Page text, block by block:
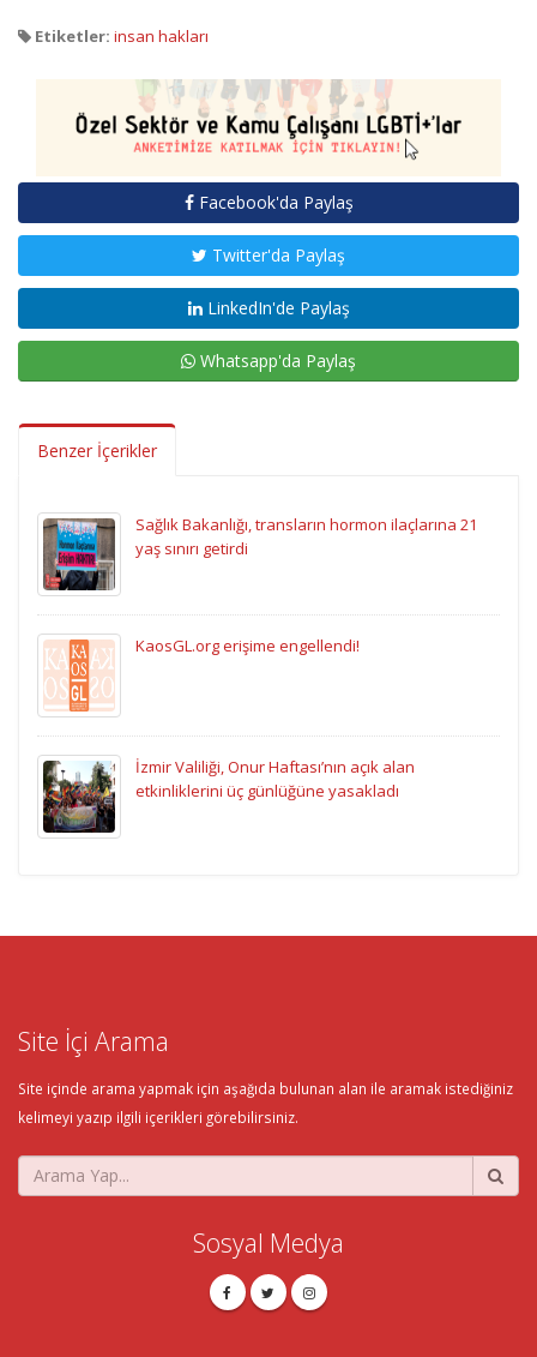
Etiketler: insan hakları
Facebook'da Paylaş
Twitter'da Paylaş
LinkedIn'de Paylaş
Whatsapp'da Paylaş
Benzer İçerikler
Sağlık Bakanlığı, transların hormon ilaçlarına 21
yaş sınırı getirdi
KaosGL.org erişime engellendi!
İzmir Valiliği, Onur Haftası’nın açık alan
etkinliklerini üç günlüğüne yasakladı
Site İçi Arama
Site içinde arama yapmak için aşağıda bulunan alan ile aramak istediğiniz
kelimeyi yazıp ilgili içerikleri görebilirsiniz.
Sosyal Medya